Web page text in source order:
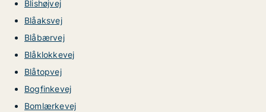
Blishøjvej
Blåaksvej
Blåbærvej
Blåklokkevej
Blåtopvej
Bogfinkevej
Bomlærkevej